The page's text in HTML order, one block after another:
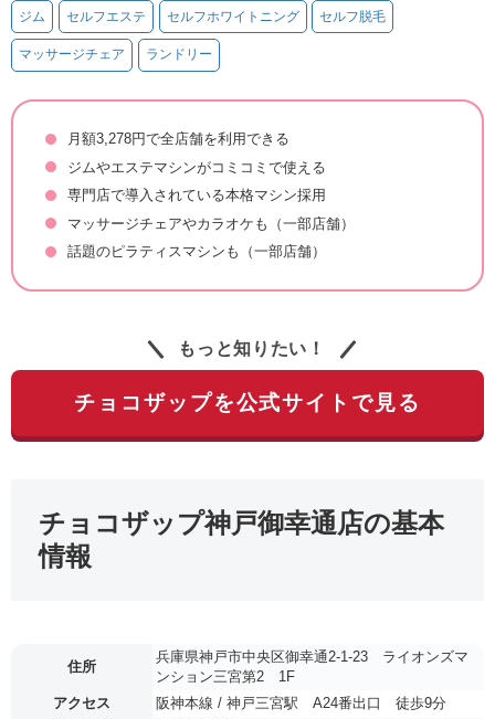
ジム セルフエステ セルフホワイトニング セルフ脱毛
マッサージチェア ランドリー
月額3,278円で全店舗を利用できる
ジムやエステマシンがコミコミで使える
専門店で導入されている本格マシン採用
マッサージチェアやカラオケも（一部店舗）
話題のピラティスマシンも（一部店舗）
もっと知りたい！
チョコザップを公式サイトで見る
チョコザップ神戸御幸通店の基本
情報
住所
兵庫県神戸市中央区御幸通2-1-23 ライオンズマ
ンション三宮第2 1F
アクセス
阪神本線 / 神戸三宮駅 A24番出口 徒歩9分